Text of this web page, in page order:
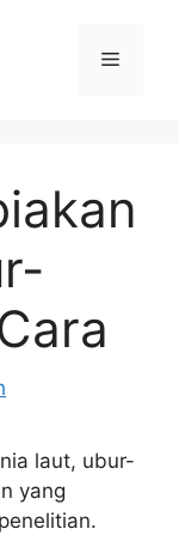
Menu
laut, ubur-
yang